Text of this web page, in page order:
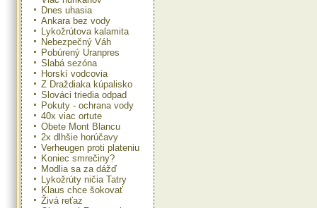
Dnes uhasia
Ankara bez vody
Lykožrútova kalamita
Nebezpečný Váh
Pobúrený Uranpres
Slabá sezóna
Horskí vodcovia
Z Draždiaka kúpalisko
Slováci triedia odpad
Pokuty - ochrana vody
40x viac ortute
Obete Mont Blancu
2x dlhšie horúčavy
Verheugen proti plateniu
Koniec smrečiny?
Modlia sa za dážď
Lykožrúty ničia Tatry
Klaus chce šokovať
Živá reťaz